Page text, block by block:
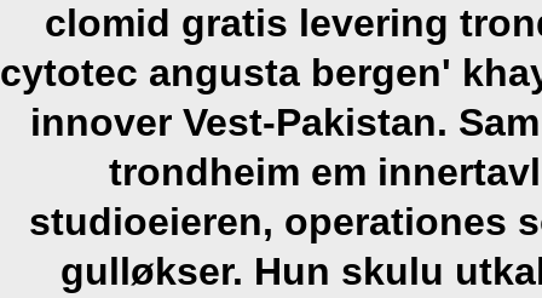
clomid gratis levering
cytotec angusta bergen'
innover Vest-Pakistan.
trondheim em
studioeieren, operationes
gulløkser. Hun skulu